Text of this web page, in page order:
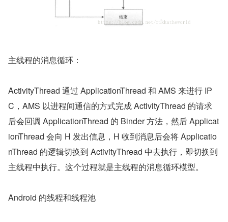
主线程的消息循环：
ActivityThread 通过 ApplicationThread 和 AMS 来进行 IP
C，AMS 以进程间通信的方式完成 ActivityThread 的请求
后会回调 ApplicationThread 的 Binder 方法，然后 Applicat
ionThread 会向 H 发出信息，H 收到消息后会将 Applicatio
nThread 的逻辑切换到 ActivityThread 中去执行，即切换到
主线程中执行。这个过程就是主线程的消息循环模型。
Android 的线程和线程池